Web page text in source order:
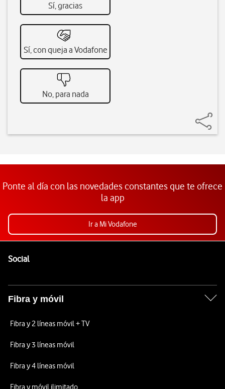
Sí, gracias
Sí, con queja a Vodafone
No, para nada
Ponte al día con las novedades constantes que te ofrece
la app
Ir a Mi Vodafone
SocialEnlaces a las redes sociales de Vodafone
Fibra y móvil
Fibra y 2 líneas móvil + TV
Fibra y 3 líneas móvil
Fibra y 4 líneas móvil
Fibra y móvil ilimitado